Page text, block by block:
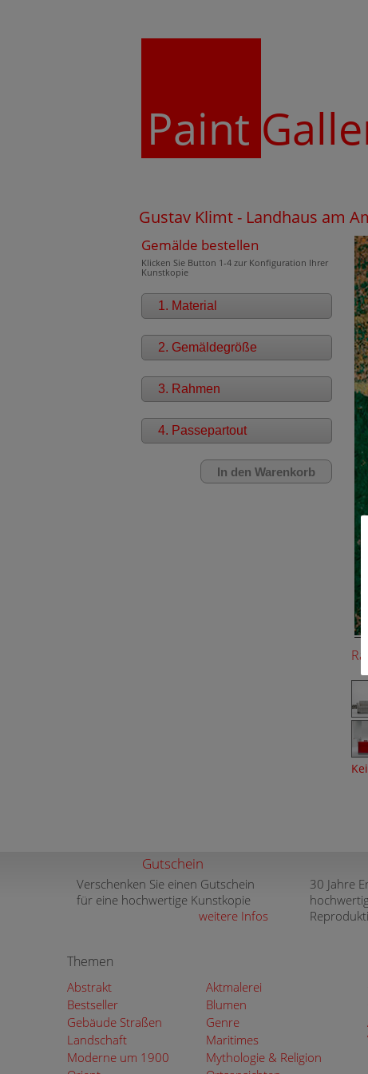
Paint
Gustav Klimt - Landhaus am
Gemälde bestellen
Klicken Sie Button 1-4 zur Konfiguration Ihrer
Kunstkopie
1. Material
2. Gemäldegröße
3. Rahmen
4. Passepartout
Gutschein
Verschenken Sie einen Gutschein
für eine hochwertige Kunstkopie
weitere Infos
30 Jahre
Themen
Abstrakt
Aktmalerei
Bestseller
Blumen
Gebäude Straßen
Genre
Landschaft
Maritimes
Moderne um 1900
Mythologie & Religion